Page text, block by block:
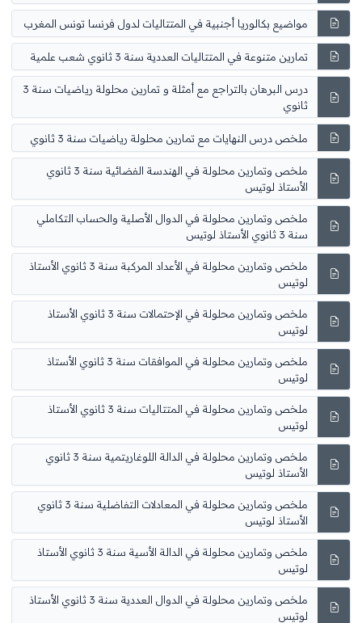
مواضيع بكالوريا أجنبية في المتتاليات لدول فرنسا تونس المغرب
تمارين متنوعة في المتتاليات العددية سنة 3 ثانوي شعب علمية
درس البرهان بالتراجع مع أمثلة و تمارين محلولة رياضيات سنة 3
ثانوي
ملخص درس النهايات مع تمارين محلولة رياضيات سنة 3 ثانوي
ملخص وتمارين محلولة في الهندسة الفضائية سنة 3 ثانوي
الأستاذ لوتيس
ملخص وتمارين محلولة في الدوال الأصلية والحساب التكاملي
سنة 3 ثانوي الأستاذ لوتيس
ملخص وتمارين محلولة في الأعداد المركبة سنة 3 ثانوي الأستاذ
لوتيس
ملخص وتمارين محلولة في الإحتمالات سنة 3 ثانوي الأستاذ
لوتيس
ملخص وتمارين محلولة في الموافقات سنة 3 ثانوي الأستاذ
لوتيس
ملخص وتمارين محلولة في المتتاليات سنة 3 ثانوي الأستاذ
لوتيس
ملخص وتمارين محلولة في الدالة اللوغاريتمية سنة 3 ثانوي
الأستاذ لوتيس
ملخص وتمارين محلولة في المعادلات التفاضلية سنة 3 ثانوي
الأستاذ لوتيس
ملخص وتمارين محلولة في الدالة الأسية سنة 3 ثانوي الأستاذ
لوتيس
ملخص وتمارين محلولة في الدوال العددية سنة 3 ثانوي الأستاذ
لوتيس